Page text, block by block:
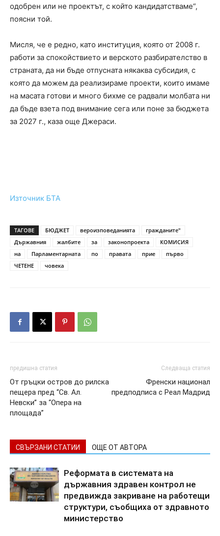
одобрен или не проектът, с който кандидатстваме“,
поясни той.
Мисля, че е редно, като институция, която от 2008 г.
работи за спокойствието и верското разбирателство в
страната, да ни бъде отпусната някаква субсидия, с
която да можем да реализираме проекти, които имаме
на масата готови и много бихме се радвали молбата ни
да бъде взета под внимание сега или поне за бюджета
за 2027 г., каза още Джераси.
Източник БТА
ТАГОВЕ БЮДЖЕТ вероизповеданията
гражданите"
Държавния
жалбите за законопроекта
КОМИСИЯ
на
Парламентарната по правата прие
първо
ЧЕТЕНЕ
човека
предишна статия
От гръцки остров до рилска
пещера пред “Св. Ал.
Невски” за “Опера на
площада”
Следваща статия
Френски национал
предподписа с Реал Мадрид
СВЪРЗАНИ СТАТИИ ОЩЕ ОТ АВТОРА
Реформата в системата на
държавния здравен контрол не
предвижда закриване на работещи
структури, съобщиха от здравното
министерство